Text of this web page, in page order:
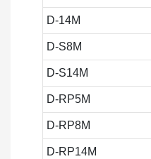
D-14M
D-S8M
D-S14M
D-RP5M
D-RP8M
D-RP14M